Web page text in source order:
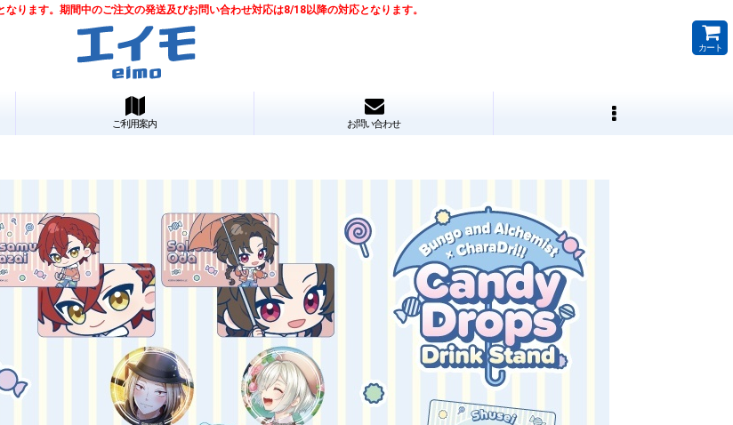
ります。期間中のご注文の発送及びお問い合わせ対応は8/18以降の対応となります。
カート
ご利用案内 お問い合わせ